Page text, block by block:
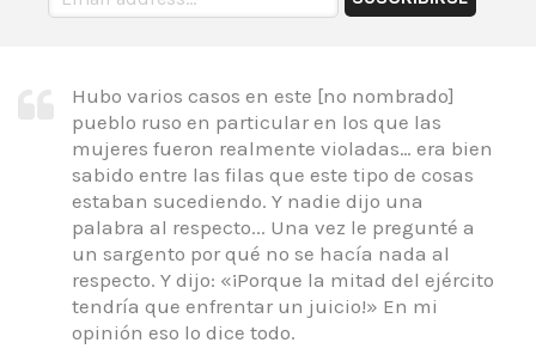
Hubo varios casos en este [no nombrado]
pueblo ruso en particular en los que las
mujeres fueron realmente violadas… era bien
sabido entre las filas que este tipo de cosas
estaban sucediendo. Y nadie dijo una
palabra al respecto... Una vez le pregunté a
un sargento por qué no se hacía nada al
respecto. Y dijo: «¡Porque la mitad del ejército
tendría que enfrentar un juicio!» En mi
opinión eso lo dice todo.